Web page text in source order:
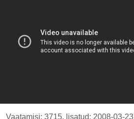
Vaatamisi: 3715, lisatud: 2008-03-